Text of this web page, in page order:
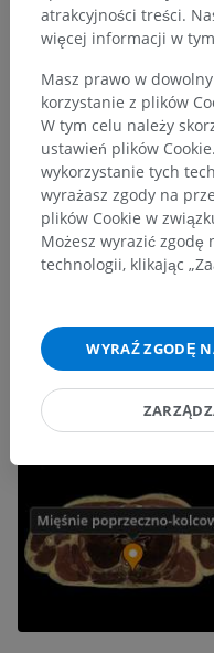
atrakcyjności treści.
więcej informacji w
Masz prawo w
korzystanie z plików
W tym celu należy
ustawień plików
wykorzystanie tych
wyrażasz zgody na
plików Cookie w
Możesz wyrazić zgodę
technologii, klikając
WYRAŹ ZGODĘ